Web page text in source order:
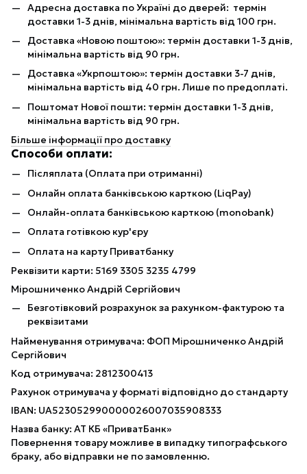
Адресна доставка по Україні до дверей: термін
доставки 1-3 днів, мінімальна вартість від 100 грн.
Доставка «Новою поштою»: термін доставки 1-3 днів,
мінімальна вартість від 90 грн.
Доставка «Укрпоштою»: термін доставки 3-7 днів,
мінімальна вартість від 40 грн. Лише по предоплаті.
Поштомат Нової пошти: термін доставки 1-3 днів,
мінімальна вартість від 90 грн.
Більше інформації про доставку
Способи оплати:
Післяплата (Оплата при отриманні)
Онлайн оплата банківською карткою (LiqPay)
Онлайн-оплата банківською карткою (monobank)
Оплата готівкою кур'єру
Оплата на карту Приватбанку
Реквізити карти: 5169 3305 3235 4799
Мірошниченко Андрій Сергійович
Безготівковий розрахунок за рахунком-фактурою та
реквізитами
Найменування отримувача: ФОП Мірошниченко Андрій
Сергійович
Код отримувача: 2812300413
Рахунок отримувача у форматі відповідно до стандарту
IBAN: UA523052990000026007035908333
Назва банку: АТ КБ «ПриватБанк»
Повернення товару можливе в випадку типографського
браку, або відправки не по замовленню.